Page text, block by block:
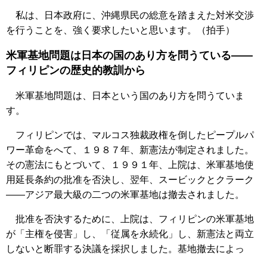
私は、日本政府に、沖縄県民の総意を踏まえた対米交渉
を行うことを、強く要求したいと思います。（拍手）
米軍基地問題は日本の国のあり方を問うている――
フィリピンの歴史的教訓から
米軍基地問題は、日本という国のあり方を問うていま
す。
フィリピンでは、マルコス独裁政権を倒したピープルパ
ワー革命をへて、１９８７年、新憲法が制定されました。
その憲法にもとづいて、１９９１年、上院は、米軍基地使
用延長条約の批准を否決し、翌年、スービックとクラーク
――アジア最大級の二つの米軍基地は撤去されました。
批准を否決するために、上院は、フィリピンの米軍基地
が「主権を侵害」し、「従属を永続化」し、新憲法と両立
しないと断罪する決議を採択しました。基地撤去によっ